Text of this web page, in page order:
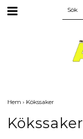
Hem › Kökssaker
Kökssaker